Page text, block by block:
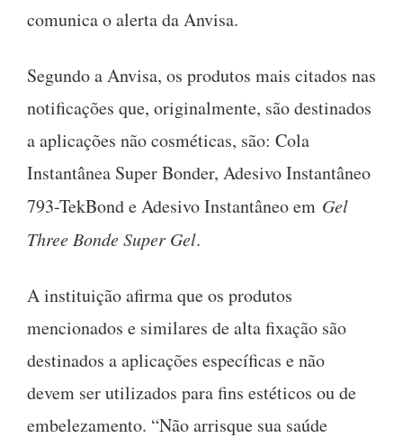
comunica o alerta da Anvisa.
Segundo a Anvisa, os produtos mais citados nas
notificações que, originalmente, são destinados
a aplicações não cosméticas, são: Cola
Instantânea Super Bonder, Adesivo Instantâneo
793-TekBond e Adesivo Instantâneo em Gel
Three Bonde Super Gel.
A instituição afirma que os produtos
mencionados e similares de alta fixação são
destinados a aplicações específicas e não
devem ser utilizados para fins estéticos ou de
embelezamento. “Não arrisque sua saúde